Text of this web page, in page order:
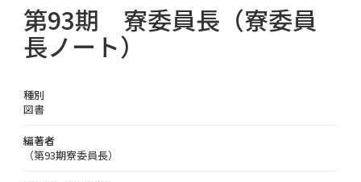
第93期 寮委員長（寮委員
長ノート）
種別
図書
編著者
（第93期寮委員長）